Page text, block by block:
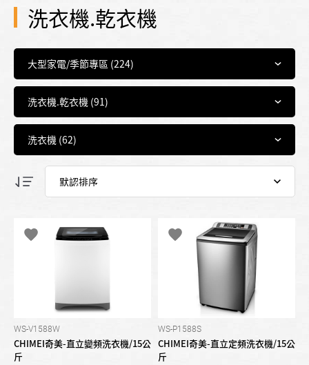
洗衣機.乾衣機
WS-V1588W
CHIMEI奇美-直立變頻洗衣機/15公
斤
WS-P1588S
CHIMEI奇美-直立定頻洗衣機/15公
斤